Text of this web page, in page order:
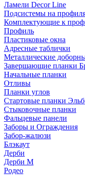
Ламели Decor Line
Подсистемы на
Комплектующие к
Профиль
Пластиковые окна
Адресные таблички
Металлические
Завершающие планки
Начальные планки
Отливы
Планки углов
Стартовые планки
Стыковочные планки
Фальцевые панели
Заборы и Ограждения
Забор-жалюзи
Блэкаут
Дерби
Дерби M
Родео